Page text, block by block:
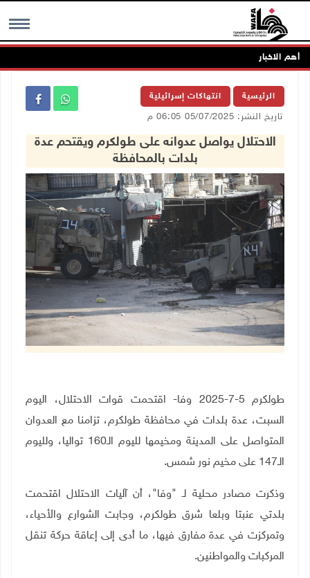
MENU أهم الاخبار
الرئيسية انتهاكات إسرائيلية
تاريخ النشر: 05/07/2025 06:05 م
الاحتلال يواصل عدوانه على طولكرم ويقتحم عدة
بلدات بالمحافظة
طولكرم 5-7-2025 وفا- اقتحمت قوات الاحتلال، اليوم
السبت، عدة بلدات في محافظة طولكرم، تزامنا مع العدوان
المتواصل على المدينة ومخيمها لليوم الـ160 تواليا، ولليوم
الـ147 على مخيم نور شمس
.
وذكرت مصادر محلية لـ "وفا"، أن آليات الاحتلال اقتحمت
بلدتي عنبتا وبلعا شرق طولكرم، وجابت الشوارع والأحياء،
وتمركزت في عدة مفارق فيها، ما أدى إلى إعاقة حركة تنقل
المركبات والمواطنين.